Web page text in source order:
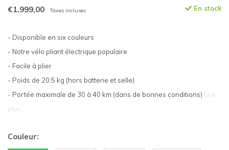
€1.999,00 Taxes incluses En stock
- Disponible en six couleurs
- Notre vélo pliant électrique populaire
- Facile à plier
- Poids de 20,5 kg (hors batterie et selle)
- Portée maximale de 30 à 40 km (dans de bonnes conditions) Lire
plus..
Couleur: